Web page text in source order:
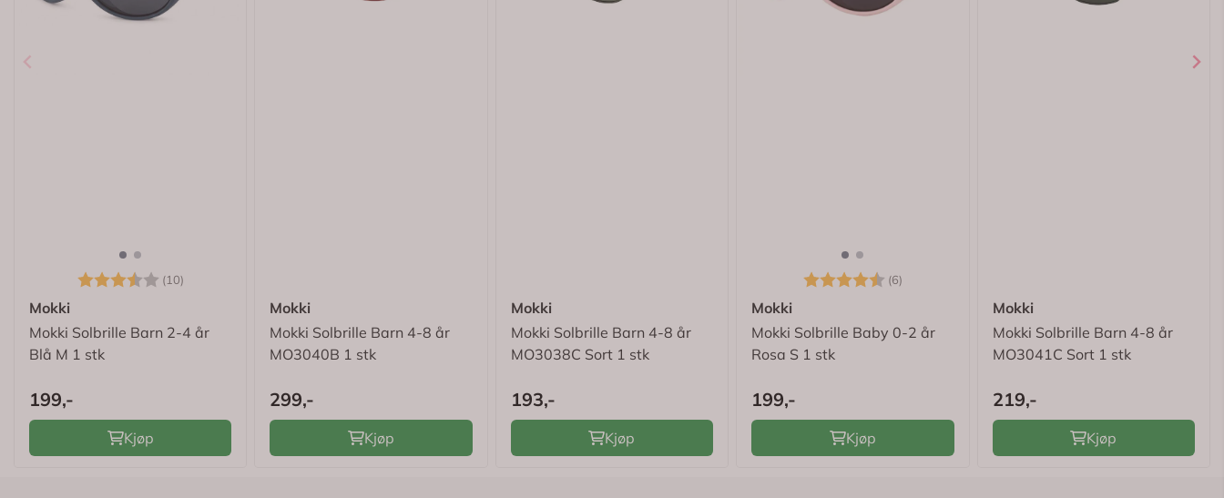
Karakter: (10)
Mokki
Mokki Solbrille Barn 2-4 år
Blå M 1 stk
199,-
Kjøp
Mokki
Mokki Solbrille Barn 4-8 år
MO3040B 1 stk
299,-
Kjøp
Mokki
Mokki Solbrille Barn 4-8 år
MO3038C Sort 1 stk
193,-
Kjøp
Karakter: (6)
Mokki
Mokki Solbrille Baby 0-2 år
Rosa S 1 stk
199,-
Kjøp
Mokki
Mokki Solbrille Barn 4-8 år
MO3041C Sort 1 stk
219,-
Kjøp